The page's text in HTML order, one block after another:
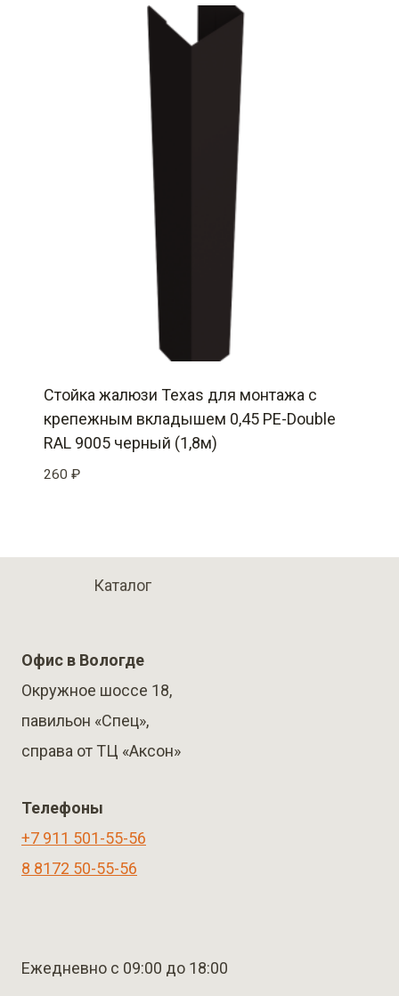
Стойка жалюзи Texas для монтажа с
крепежным вкладышем 0,45 PE-Double
RAL 9005 черный (1,8м)
260 ₽
Каталог
Офис в Вологде
Окружное шоссе 18,
павильон «Спец»,
справа от ТЦ «Аксон»
Телефоны
+7 911 501-55-56
8 8172 50-55-56
Ежедневно с 09:00 до 18:00